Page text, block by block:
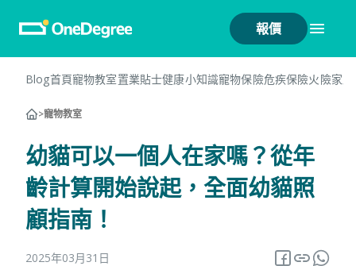
報價
Blog首頁寵物教室置業貼士健康小知識寵物保險危疾保險火險家
>寵物教室
幼貓可以一個人在家嗎？從年
齡計算開始說起，全面幼貓照
顧指南！
2025年03月31日